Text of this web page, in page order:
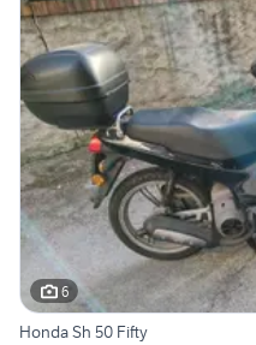
6
Honda Sh 50 Fifty